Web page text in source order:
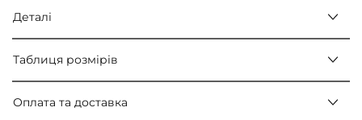
Деталі
Таблиця розмірів
Оплата та доставка